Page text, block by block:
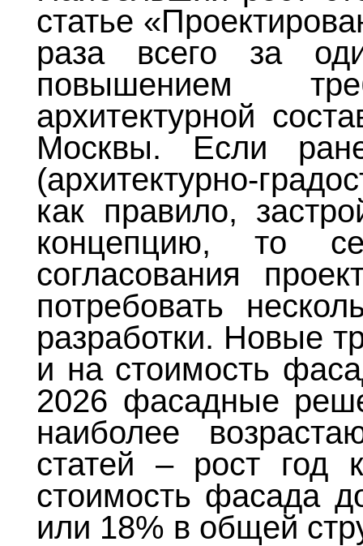
статье
раза всего за
повышением
архитектурной
Москвы. Если
(архитектурно-
как правило,
концепцию, то
согласования
потребовать
разработки. Новые
и на стоимость
2026 фасадные
наиболее
статей – рост год
стоимость фасада
или 18% в общей